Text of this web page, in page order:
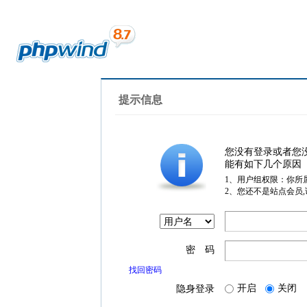
提示信息
您没有登录或者您
能有如下几个原因
1、用户组权限：你所
2、您还不是站点会员
密 码
找回密码
隐身登录 开启 关闭